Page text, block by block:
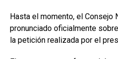
Hasta el momento, el Consejo
pronunciado oficialmente
la petición realizada por el